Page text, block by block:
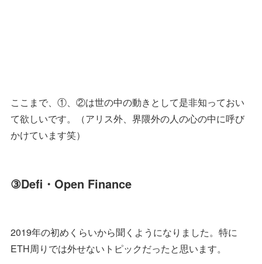
ここまで、①、②は世の中の動きとして是非知っておい
て欲しいです。（アリス外、界隈外の人の心の中に呼び
かけています笑）
③Defi・Open Finance
2019年の初めくらいから聞くようになりました。特に
ETH周りでは外せないトピックだったと思います。